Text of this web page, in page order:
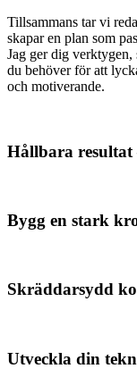
Tillsammans tar vi
skapar en plan som
Jag ger dig
du behöver för att
och motiverande.
Hållbara
Bygg en stark
Skräddarsydd
Utveckla din